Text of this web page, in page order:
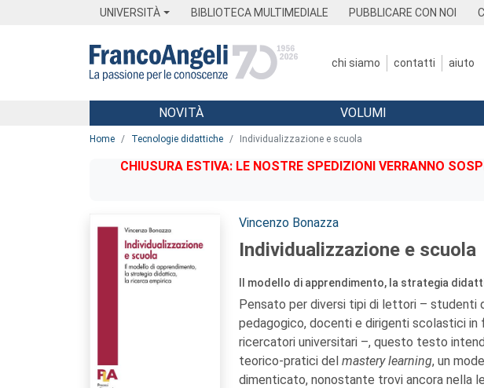
UNIVERSITÀ BIBLIOTECA MULTIMEDIALE PUBBLICARE CON NOI
chi siamo contatti aiuto
Menu
NOVITÀ VOLUMI
Home Tecnologie didattiche Individualizzazione e scuola
CHIUSURA ESTIVA: LE NOSTRE SPEDIZIONI VERRANNO
Autori:
Vincenzo Bonazza
Individualizzazione e scuola
Il modello di apprendimento, la strategia
Pensato per diversi tipi di lettori – studenti
pedagogico, docenti e dirigenti scolastici in
ricercatori universitari –, questo testo
teorico-pratici del mastery learning, un
dimenticato, nonostante trovi ancora nella